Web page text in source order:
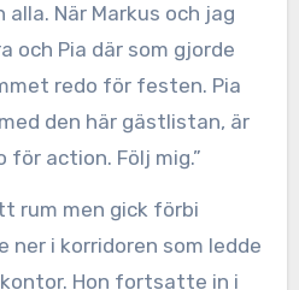
När Markus och jag
och Pia där som gjorde
redo för festen. Pia
den här gästlistan, är
action. Följ mig.”
rum men gick förbi
i korridoren som ledde
Hon fortsatte in i